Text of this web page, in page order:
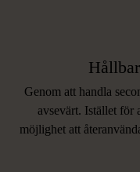
Genom att handla
avsevärt. Istället för
möjlighet att